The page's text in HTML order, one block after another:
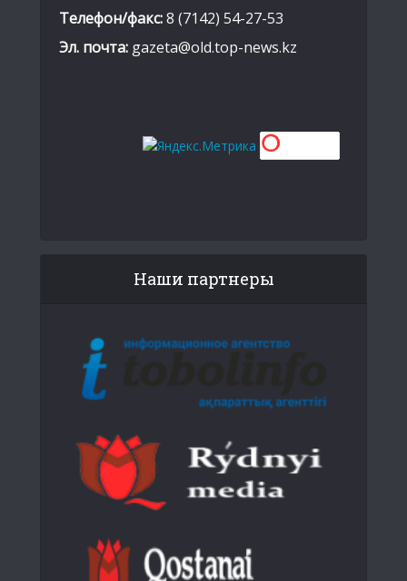
Телефон/факс:8 (7142) 54-27-53
Эл. почта: gazeta@old.top-news.kz
Наши партнеры